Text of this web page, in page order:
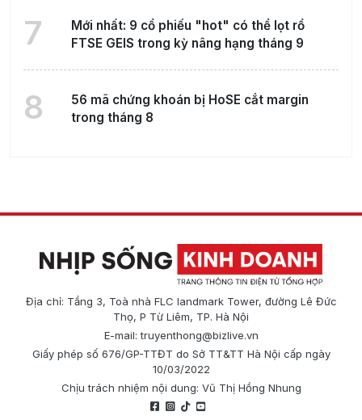
7
Mới nhất: 9 cổ phiếu "hot" có thể lọt rổ
FTSE GEIS trong kỳ nâng hạng tháng 9
8
56 mã chứng khoán bị HoSE cắt margin
trong tháng 8
Địa chỉ: Tầng 3, Toà nhà FLC landmark Tower, đường Lê Đức
Thọ, P Từ Liêm, TP. Hà Nội
E-mail:truyenthong@bizlive.vn
Giấy phép số 676/GP-TTĐT do Sở TT&TT Hà Nội cấp ngày
10/03/2022
Chịu trách nhiệm nội dung: Vũ Thị Hồng Nhung